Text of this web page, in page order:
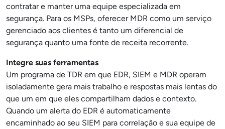
contratar e manter uma equipe especializada em
segurança. Para os MSPs, oferecer MDR como um serviço
gerenciado aos clientes é tanto um diferencial de
segurança quanto uma fonte de receita recorrente.
Integre suas ferramentas
Um programa de TDR em que EDR, SIEM e MDR operam
isoladamente gera mais trabalho e respostas mais lentas do
que um em que eles compartilham dados e contexto.
Quando um alerta do EDR é automaticamente
encaminhado ao seu SIEM para correlação e sua equipe de